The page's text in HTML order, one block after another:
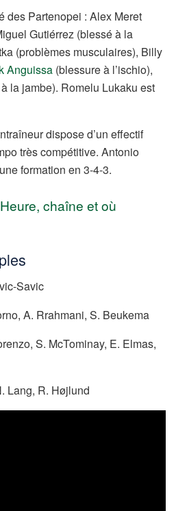
des Partenopei : Alex Meret
Gutiérrez (blessé à la
(problèmes musculaires), Billy
Anguissa (blessure à l’ischio),
la jambe). Romelu Lukaku est
dispose d’un effectif
très compétitive. Antonio
formation en 3-4-3.
chaîne et où
Savic
A. Rrahmani, S. Beukema
S. McTominay, E. Elmas,
Lang, R. Højlund